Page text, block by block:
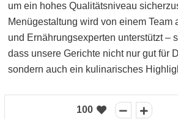
um ein hohes Qualitätsniveau
Menügestaltung wird von einem Team
und Ernährungsexperten unterstützt –
dass unsere Gerichte nicht nur gut für
sondern auch ein kulinarisches
100